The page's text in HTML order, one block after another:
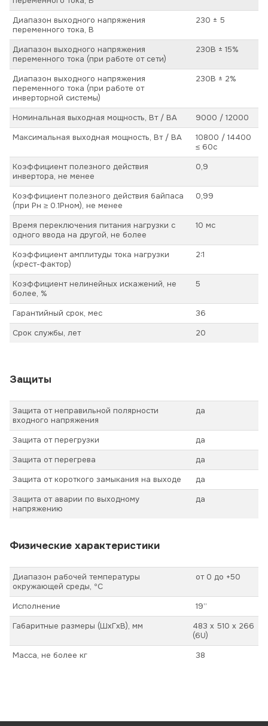
Диапазон выходного напряжения
переменного тока, В
230 ± 5
Диапазон выходного напряжения
переменного тока (при работе от сети)
230В ± 15%
Диапазон выходного напряжения
переменного тока (при работе от
инверторной системы)
230В ± 2%
Номинальная выходная мощность, Вт / ВА
9000 / 12000
Максимальная выходная мощность, Вт / ВА
10800 / 14400
≤ 60с
Коэффициент полезного действия
инвертора, не менее
0,9
Коэффициент полезного действия байпаса
(при Pн ≥ 0.1Pном), не менее
0,99
Время переключения питания нагрузки с
одного ввода на другой, не более
10 мс
Коэффициент амплитуды тока нагрузки
(крест-фактор)
2:1
Коэффициент нелинейных искажений, не
более, %
5
Гарантийный срок, мес
36
Срок службы, лет
20
Защиты
Защита от неправильной полярности
входного напряжения
да
Защита от перегрузки
да
Защита от перегрева
да
Защита от короткого замыкания на выходе
да
Защита от аварии по выходному
напряжению
да
Физические характеристики
Диапазон рабочей температуры
окружающей среды, ºС
от 0 до +50
Исполнение
19”
Габаритные размеры (ШхГхВ), мм
483 х 510 х 266
(6U)
Масса, не более кг
38